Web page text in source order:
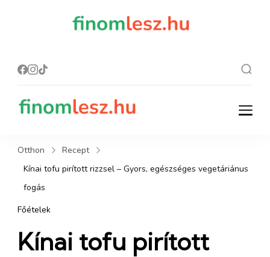
finomlesz.hu
Recept, ami finom lesz.
Otthon
Recept
Kínai tofu pirított rizzsel – Gyors, egészséges vegetáriánus
fogás
Főételek
Kínai tofu pirított